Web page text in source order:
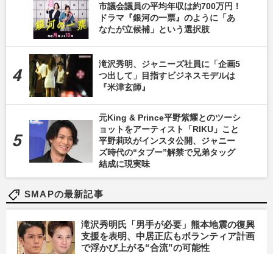
市議会議員の平均年収は約700万円！
ドラマ『銀河の一票』のように「あ
なたが立候補」という選択肢
滝沢秀明、ジャニーズ社員に「企画5
つ出して」目指すビジネスモデルは
『米津玄師』
元King & Prince平野紫耀とのツーシ
ョットをアーティスト「RIKU」こと
平野莉玖がインスタ公開、ジャニー
ズ時代の“タブー”解禁で兄弟タッグ
結成に現実味
SMAPの最新記事
滝沢秀明氏「男手が必要」熊本地震の復興
支援を表明、中居正広もボランティア計画
で浮かび上がる“合流”の可能性